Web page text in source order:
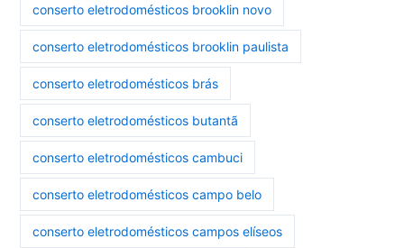
conserto eletrodomésticos brooklin novo
conserto eletrodomésticos brooklin paulista
conserto eletrodomésticos brás
conserto eletrodomésticos butantã
conserto eletrodomésticos cambuci
conserto eletrodomésticos campo belo
conserto eletrodomésticos campos elíseos